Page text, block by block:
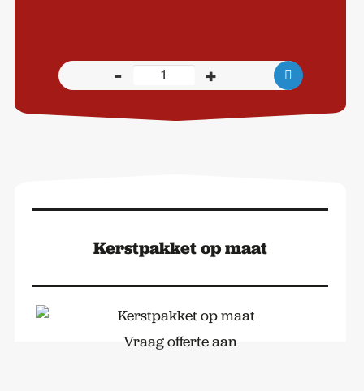
-
Moederdag
Lamsbout
Menu
+
Kerstpakket op maat
Vraag offerte aan